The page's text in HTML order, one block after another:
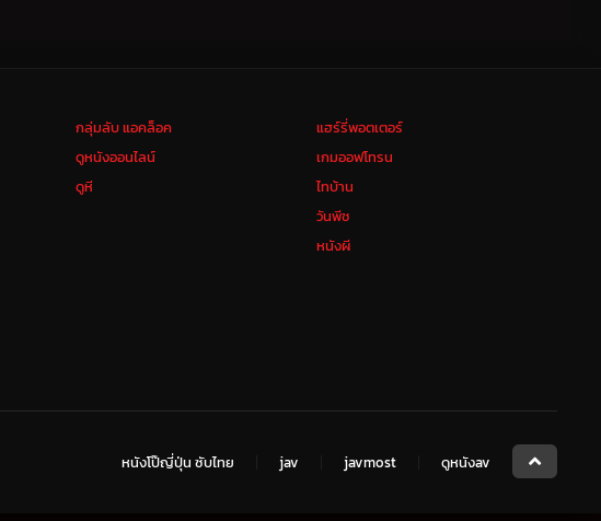
กลุ่มลับ แอคล็อค
ดูหนังออนไลน์
ดูหี
แฮร์รี่พอตเตอร์
เกมออฟโทรน
ไทบ้าน
วันพีช
หนังผี
หนังโป๊ญี่ปุ่น ซับไทย jav javmost ดูหนังav